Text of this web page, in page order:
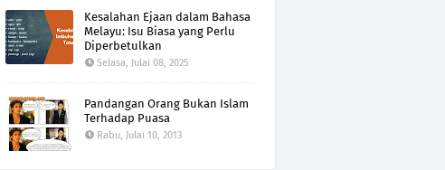
Kesalahan Ejaan dalam Bahasa
Melayu: Isu Biasa yang Perlu
Diperbetulkan
Selasa, Julai 08, 2025
Pandangan Orang Bukan Islam
Terhadap Puasa
Rabu, Julai 10, 2013